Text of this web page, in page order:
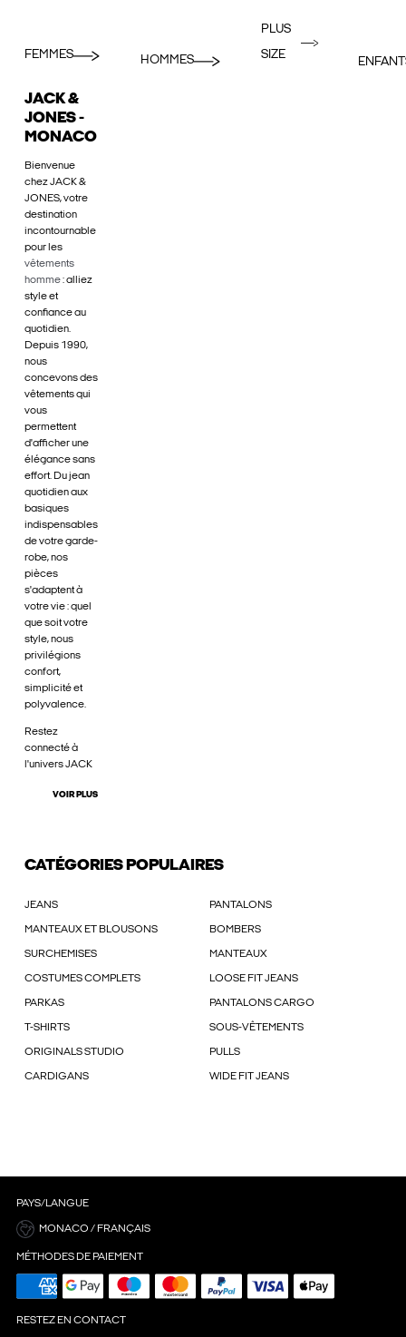
FEMMES HOMMES
PLUS
SIZE
JACK &
JONES -
MONACO
Bienvenue
chez JACK &
JONES, votre
destination
incontournable
pour les
vêtements
homme: alliez
style et
confiance au
quotidien.
Depuis 1990,
nous
concevons des
vêtements qui
vous
permettent
d'afficher une
élégance sans
effort. Du jean
quotidien aux
basiques
indispensables
de votre garde-
robe, nos
pièces
s'adaptent à
votre vie : quel
que soit votre
style, nous
privilégions
confort,
simplicité et
polyvalence.
Restez
connecté à
l'univers JACK
VOIR PLUS
CATÉGORIES POPULAIRES
JEANS PANTALONS
MANTEAUX ET BLOUSONS BOMBERS
SURCHEMISES MANTEAUX
COSTUMES COMPLETS LOOSE FIT JEANS
PARKAS PANTALONS CARGO
T-SHIRTS SOUS-VÊTEMENTS
ORIGINALS STUDIO PULLS
CARDIGANS WIDE FIT JEANS
PAYS/LANGUE
MONACO / FRANÇAIS
MÉTHODES DE PAIEMENT
RESTEZ EN CONTACT